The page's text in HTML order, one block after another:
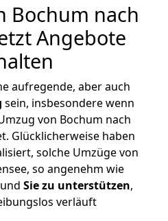
Bochum nach
Angebote
aufregende, aber auch
sein, insbesondere wenn
von Bochum nach
Glücklicherweise haben
solche Umzüge von
so angenehm wie
Sie zu unterstützen,
verläuft